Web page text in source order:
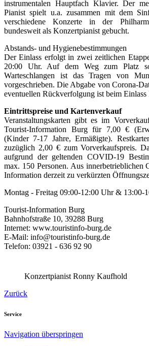
instrumentalen Hauptfach Klavier. Der
Pianist spielt u.a. zusammen mit dem
verschiedene Konzerte in der
bundesweit als Konzertpianist gebucht.
Abstands- und Hygienebestimmungen
Der Einlass erfolgt in zwei zeitlichen
20:00 Uhr. Auf dem Weg zum Platz
Warteschlangen ist das Tragen von
vorgeschrieben. Die Abgabe von Corona-
eventuellen Rückverfolgung ist beim Einlass
Eintrittspreise und Kartenverkauf
Veranstaltungskarten gibt es im
Tourist-Information Burg für 7,00 €
(Kinder 7-17 Jahre, Ermäßigte).
zuzüglich 2,00 € zum Vorverkaufspreis.
aufgrund der geltenden COVID-19
max. 150 Personen. Aus innerbetrieblichen
Information derzeit zu verkürzten
Montag - Freitag 09:00-12:00 Uhr & 13:00-
Tourist-Information Burg
Bahnhofstraße 10, 39288 Burg
Internet: www.touristinfo-burg.de
E-Mail: info@touristinfo-burg.de
Telefon: 03921 - 636 92 90
Konzertpianist Ronny Kaufhold
Zurück
Service
Navigation überspringen